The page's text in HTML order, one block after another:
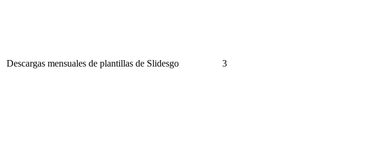
Descargas mensuales de plantillas de Slidesgo 3